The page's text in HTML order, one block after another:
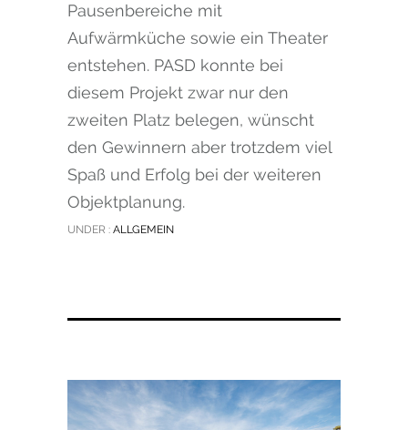
Pausenbereiche mit
Aufwärmküche sowie ein Theater
entstehen. PASD konnte bei
diesem Projekt zwar nur den
zweiten Platz belegen, wünscht
den Gewinnern aber trotzdem viel
Spaß und Erfolg bei der weiteren
Objektplanung.
UNDER : ALLGEMEIN